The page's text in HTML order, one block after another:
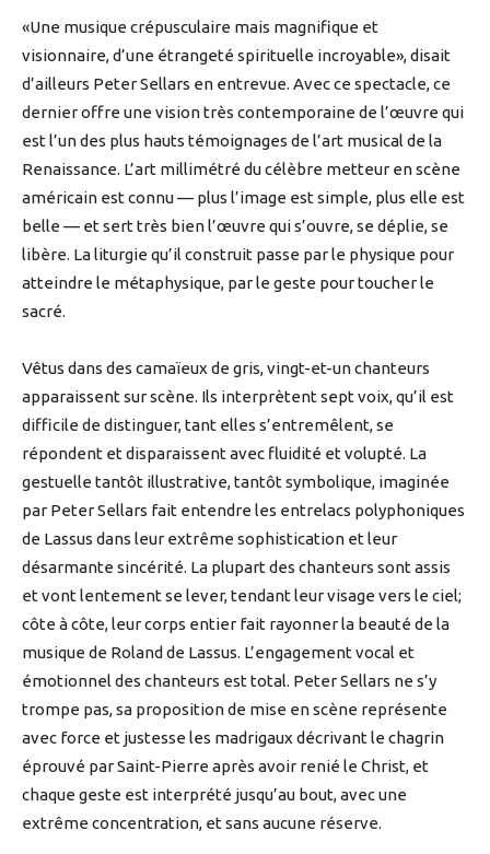
«Une musique crépusculaire mais magnifique et
visionnaire, d’une étrangeté spirituelle incroyable», disait
d’ailleurs Peter Sellars en entrevue. Avec ce spectacle, ce
dernier offre une vision très contemporaine de l’œuvre qui
est l’un des plus hauts témoignages de l’art musical de la
Renaissance. L’art millimétré du célèbre metteur en scène
américain est connu — plus l’image est simple, plus elle est
belle — et sert très bien l’œuvre qui s’ouvre, se déplie, se
libère. La liturgie qu’il construit passe par le physique pour
atteindre le métaphysique, par le geste pour toucher le
sacré.
Vêtus dans des camaïeux de gris, vingt-et-un chanteurs
apparaissent sur scène. Ils interprètent sept voix, qu’il est
difficile de distinguer, tant elles s’entremêlent, se
répondent et disparaissent avec fluidité et volupté. La
gestuelle tantôt illustrative, tantôt symbolique, imaginée
par Peter Sellars fait entendre les entrelacs polyphoniques
de Lassus dans leur extrême sophistication et leur
désarmante sincérité. La plupart des chanteurs sont assis
et vont lentement se lever, tendant leur visage vers le ciel;
côte à côte, leur corps entier fait rayonner la beauté de la
musique de Roland de Lassus. L’engagement vocal et
émotionnel des chanteurs est total. Peter Sellars ne s’y
trompe pas, sa proposition de mise en scène représente
avec force et justesse les madrigaux décrivant le chagrin
éprouvé par Saint-Pierre après avoir renié le Christ, et
chaque geste est interprété jusqu’au bout, avec une
extrême concentration, et sans aucune réserve.